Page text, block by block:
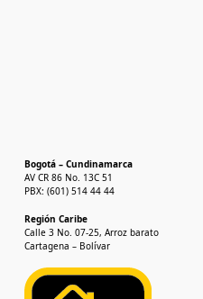
Bogotá – Cundinamarca
AV CR 86 No. 13C 51
PBX: (601) 514 44 44
Región Caribe
Calle 3 No. 07-25, Arroz barato
Cartagena – Bolívar